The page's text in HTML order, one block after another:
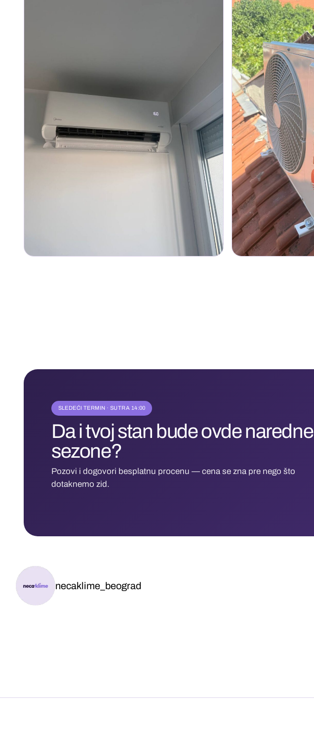
SLEDEĆI TERMIN · SUTRA 14:00
Da i tvoj stan bude ovde naredne
sezone?
Pozovi i dogovori besplatnu procenu — cena se zna pre nego što
dotaknemo zid.
necaklime_beograd